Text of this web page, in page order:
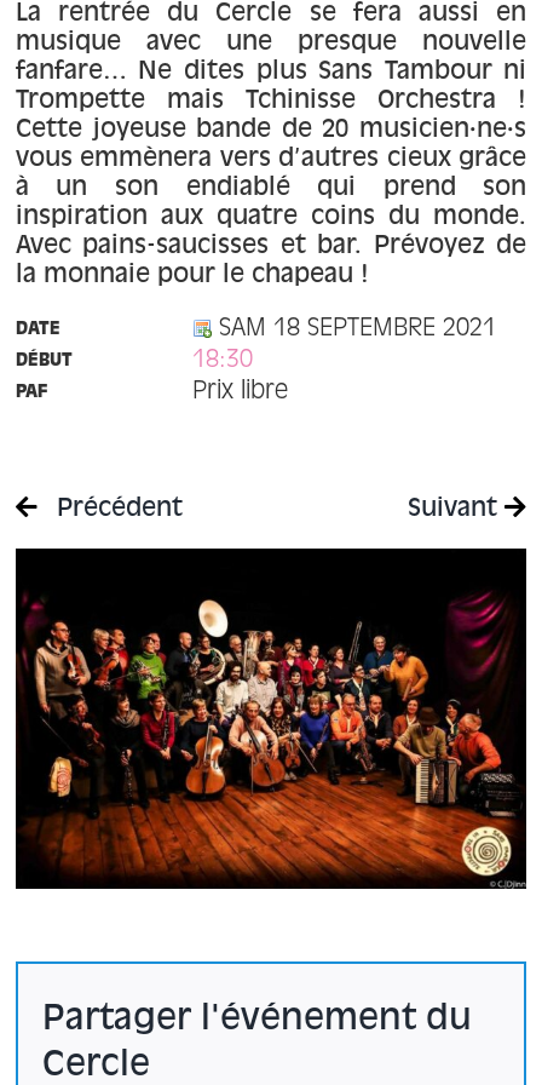
À propos
Contact
La rentrée du Cercle se fera aussi en
musique avec une presque nouvelle
fanfare… Ne dites plus Sans Tambour ni
Trompette mais Tchinisse Orchestra !
Cette joyeuse bande de 20 musicien·ne·s
vous emmènera vers d’autres cieux grâce
à un son endiablé qui prend son
inspiration aux quatre coins du monde.
Avec pains-saucisses et bar. Prévoyez de
la monnaie pour le chapeau !
DATE SAM 18 SEPTEMBRE 2021
DÉBUT 18:30
PAF Prix libre
Précédent Suivant
Partager l'événement du
Cercle